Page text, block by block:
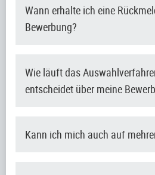
Wann erhalte ich eine
Bewerbung?
Wie läuft das
entscheidet über meine
Kann ich mich auch auf